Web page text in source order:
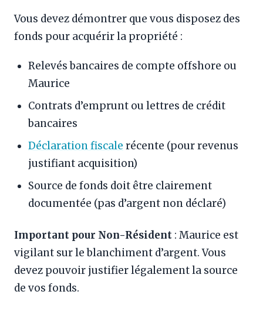
Vous devez démontrer que vous disposez des
fonds pour acquérir la propriété :
Relevés bancaires de compte offshore ou
Maurice
Contrats d’emprunt ou lettres de crédit
bancaires
Déclaration fiscale récente (pour revenus
justifiant acquisition)
Source de fonds doit être clairement
documentée (pas d’argent non déclaré)
Important pour Non-Résident : Maurice est
vigilant sur le blanchiment d’argent. Vous
devez pouvoir justifier légalement la source
de vos fonds.